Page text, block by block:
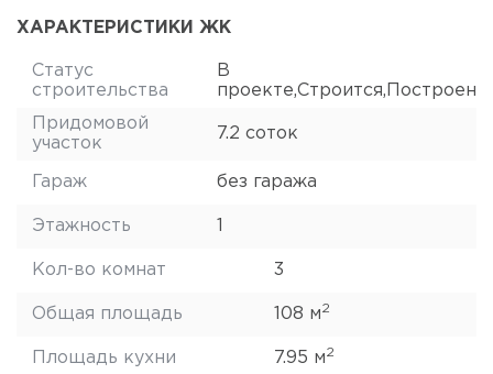
ХАРАКТЕРИСТИКИ ЖК
Статус
строительства
В
проекте,Строится,Построен
Придомовой
участок
7.2 соток
Гараж без гаража
Этажность
Кол-во комнат 3
Общая площадь 108 м2
Площадь кухни 7.95 м2